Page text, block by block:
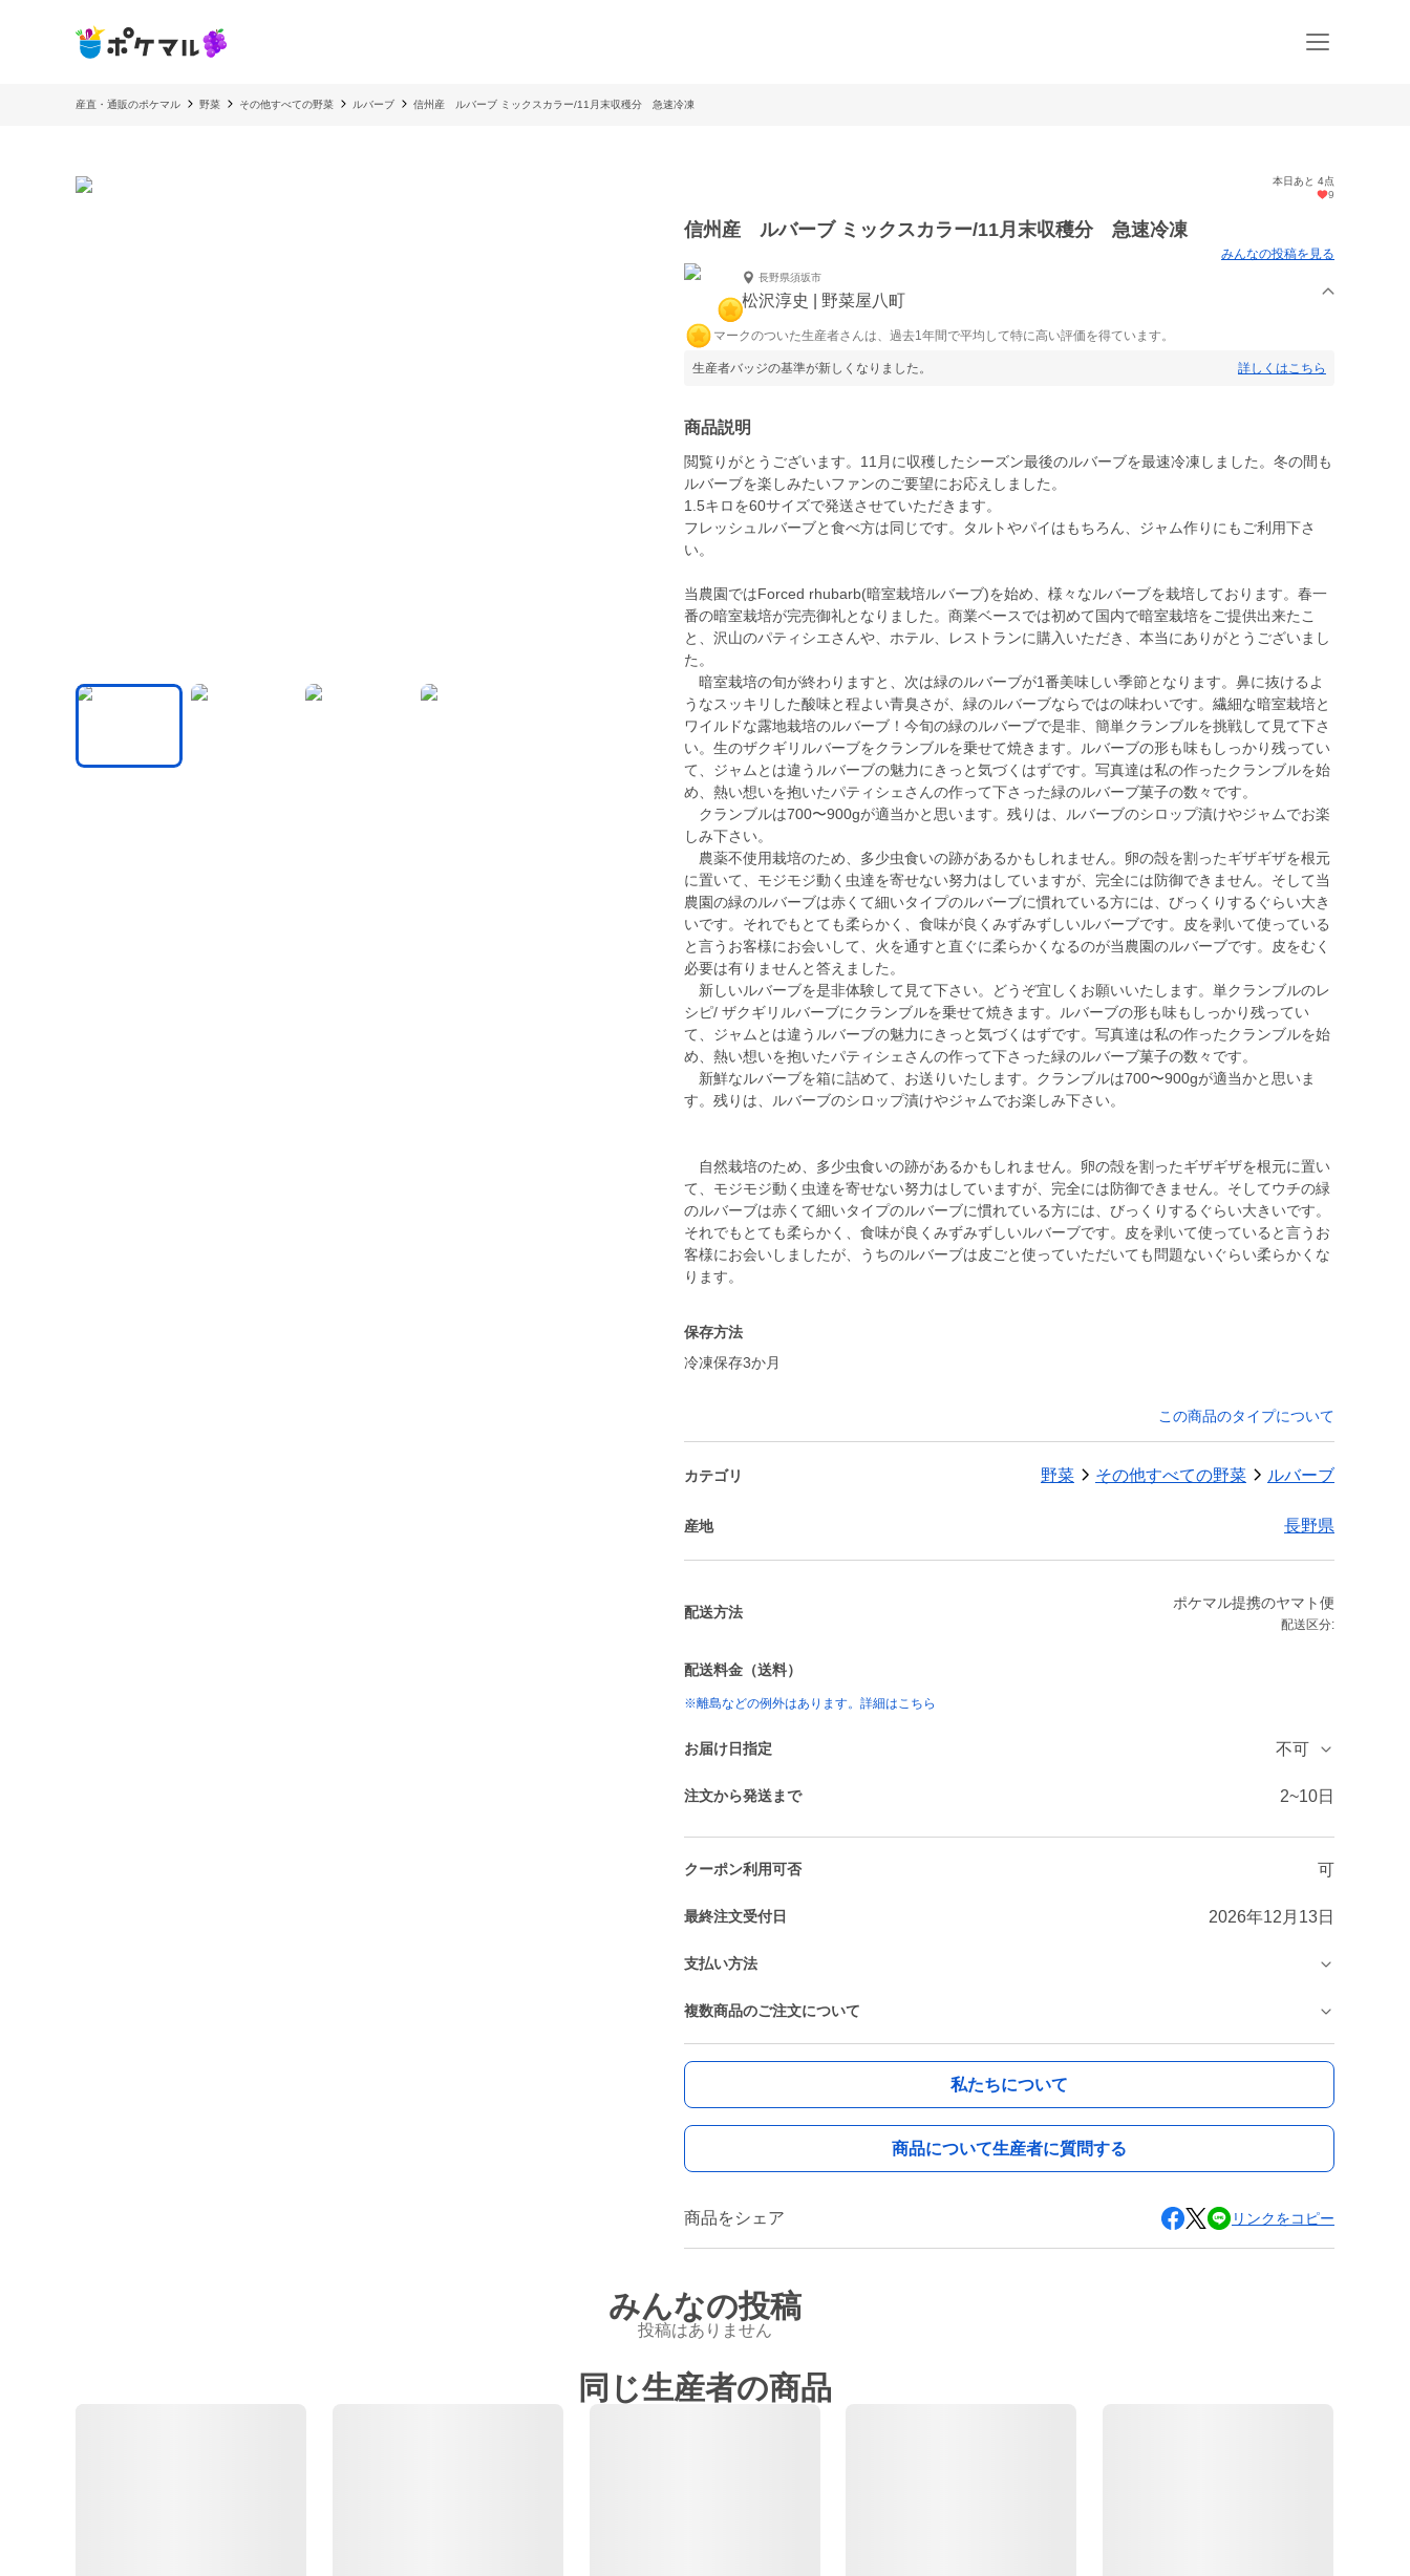
産直・通販のポケマル 野菜 その他すべての野菜 ルバーブ 信州産 ルバーブ ミックスカラー/11月末収穫分 急速冷凍
本日あと 4点
9
信州産 ルバーブ ミックスカラー/11月末収穫分 急速冷凍
みんなの投稿を見る
長野県須坂市
松沢淳史 | 野菜屋八町
マークのついた生産者さんは、過去1年間で平均して特に高い評価を得ています。
生産者バッジの基準が新しくなりました。 詳しくはこちら
商品説明
閲覧りがとうございます。11月に収穫したシーズン最後のルバーブを最速冷凍しました。冬の間も
ルバーブを楽しみたいファンのご要望にお応えしました。
1.5キロを60サイズで発送させていただきます。
フレッシュルバーブと食べ方は同じです。タルトやパイはもちろん、ジャム作りにもご利用下さ
い。
当農園ではForced rhubarb(暗室栽培ルバーブ)を始め、様々なルバーブを栽培しております。春一
番の暗室栽培が完売御礼となりました。商業ベースでは初めて国内で暗室栽培をご提供出来たこ
と、沢山のパティシエさんや、ホテル、レストランに購入いただき、本当にありがとうございまし
た。
暗室栽培の旬が終わりますと、次は緑のルバーブが1番美味しい季節となります。鼻に抜けるよ
うなスッキリした酸味と程よい青臭さが、緑のルバーブならではの味わいです。繊細な暗室栽培と
ワイルドな露地栽培のルバーブ！今旬の緑のルバーブで是非、簡単クランブルを挑戦して見て下さ
い。生のザクギリルバーブをクランブルを乗せて焼きます。ルバーブの形も味もしっかり残ってい
て、ジャムとは違うルバーブの魅力にきっと気づくはずです。写真達は私の作ったクランブルを始
め、熱い想いを抱いたパティシェさんの作って下さった緑のルバーブ菓子の数々です。
クランブルは700〜900gが適当かと思います。残りは、ルバーブのシロップ漬けやジャムでお楽
しみ下さい。
農薬不使用栽培のため、多少虫食いの跡があるかもしれません。卵の殻を割ったギザギザを根元
に置いて、モジモジ動く虫達を寄せない努力はしていますが、完全には防御できません。そして当
農園の緑のルバーブは赤くて細いタイプのルバーブに慣れている方には、びっくりするぐらい大き
いです。それでもとても柔らかく、食味が良くみずみずしいルバーブです。皮を剥いて使っている
と言うお客様にお会いして、火を通すと直ぐに柔らかくなるのが当農園のルバーブです。皮をむく
必要は有りませんと答えました。
新しいルバーブを是非体験して見て下さい。どうぞ宜しくお願いいたします。単クランブルのレ
シピ/ ザクギリルバーブにクランブルを乗せて焼きます。ルバーブの形も味もしっかり残ってい
て、ジャムとは違うルバーブの魅力にきっと気づくはずです。写真達は私の作ったクランブルを始
め、熱い想いを抱いたパティシェさんの作って下さった緑のルバーブ菓子の数々です。
新鮮なルバーブを箱に詰めて、お送りいたします。クランブルは700〜900gが適当かと思いま
す。残りは、ルバーブのシロップ漬けやジャムでお楽しみ下さい。
自然栽培のため、多少虫食いの跡があるかもしれません。卵の殻を割ったギザギザを根元に置い
て、モジモジ動く虫達を寄せない努力はしていますが、完全には防御できません。そしてウチの緑
のルバーブは赤くて細いタイプのルバーブに慣れている方には、びっくりするぐらい大きいです。
それでもとても柔らかく、食味が良くみずみずしいルバーブです。皮を剥いて使っていると言うお
客様にお会いしましたが、うちのルバーブは皮ごと使っていただいても問題ないぐらい柔らかくな
保存方法
冷凍保存3か月
この商品のタイプについて
カテゴリ 野菜 その他すべての野菜 ルバーブ
産地 長野県
配送方法
ポケマル提携のヤマト便
配送区分:
配送料金（送料）
※離島などの例外はあります。詳細はこちら
お届け日指定 不可
注文から発送まで 2~10日
クーポン利用可否 可
最終注文受付日 2026年12月13日
支払い方法
複数商品のご注文について
私たちについて
商品について生産者に質問する
商品をシェア リンクをコピー
みんなの投稿
投稿はありません
同じ生産者の商品